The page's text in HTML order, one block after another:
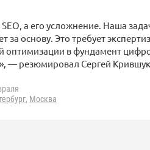
а его усложнение. Наша
основу. Это требует
оптимизации в фундамент
— резюмировал Сергей
, Москва